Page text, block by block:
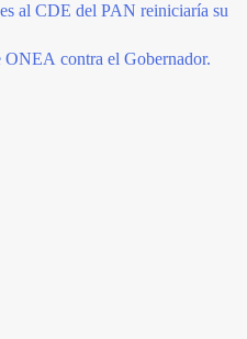
al CDE del PAN reiniciaría su
ONEA contra el Gobernador.